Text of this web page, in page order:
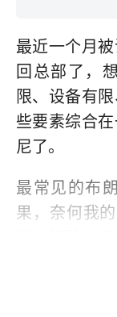
最近一个月
回总部了，
限、设备有
些要素综合
尼了。
最常见的布
果，奈何我
奶油奶酪，